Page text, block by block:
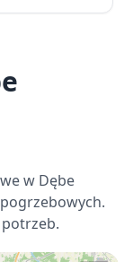
w Dębe